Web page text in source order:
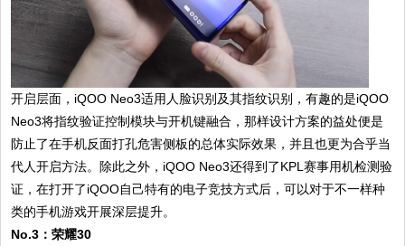
开启层面，iQOO Neo3适用人脸识别及其指纹识别，有趣的是iQOO
Neo3将指纹验证控制模块与开机键融合，那样设计方案的益处便是
防止了在手机反面打孔危害侧板的总体实际效果，并且也更为合乎当
代人开启方法。除此之外，iQOO Neo3还得到了KPL赛事用机检测验
证，在打开了iQOO自己特有的电子竞技方式后，可以对于不一样种
类的手机游戏开展深层提升。
No.3：荣耀30